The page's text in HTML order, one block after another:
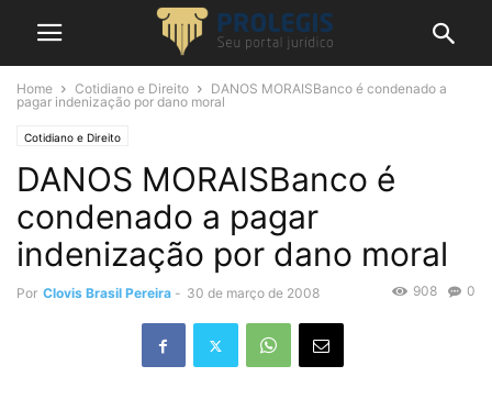
Home Cotidiano e Direito
DANOS MORAISBanco é condenado a
pagar indenização por dano moral
Cotidiano e Direito
DANOS MORAISBanco é
condenado a pagar
indenização por dano moral
Por Clovis Brasil Pereira - 30 de março de 2008 0
908